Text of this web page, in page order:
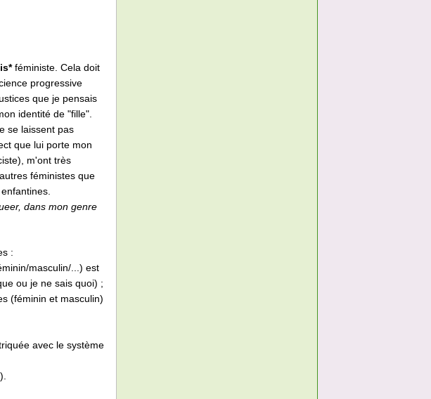
féministe. Cela doit
progressive
que je pensais
identité de "fille".
se laissent pas
que lui porte mon
m'ont très
féministes que
dans mon genre
:
masculin/...) est
ou je ne sais quoi) ;
(féminin et masculin)
avec le système